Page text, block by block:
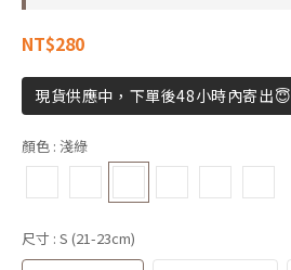
NT$280
現貨供應中，下單後48小時內寄出😇
顏色 : 淺綠
尺寸 : S (21-23cm)